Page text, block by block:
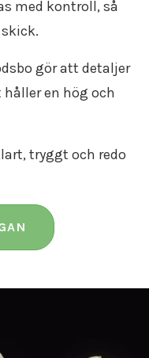
med kontroll, så
gör att detaljer
en hög och
tryggt och redo